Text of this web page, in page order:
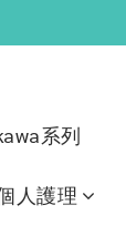
系列
人護理